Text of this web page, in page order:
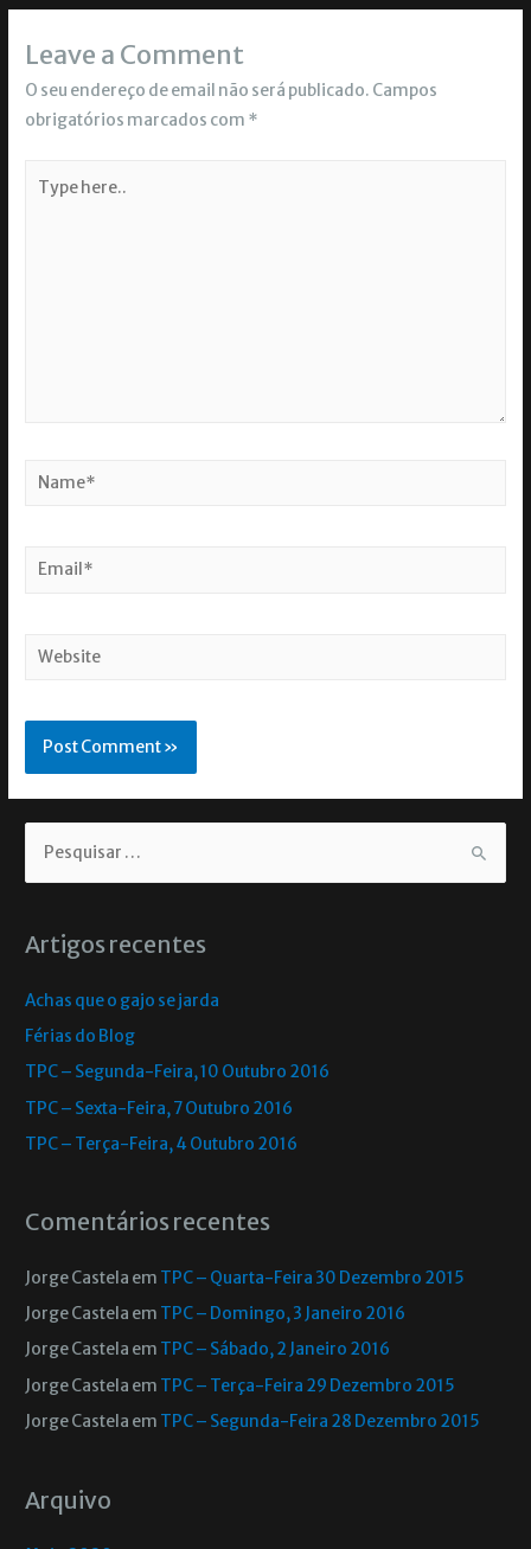
Leave a Comment
O seu endereço de email não será publicado. Campos
obrigatórios marcados com *
Artigos recentes
Achas que o gajo se jarda
Férias do Blog
TPC – Segunda-Feira, 10 Outubro 2016
TPC – Sexta-Feira, 7 Outubro 2016
TPC – Terça-Feira, 4 Outubro 2016
Comentários recentes
Jorge Castela em TPC – Quarta-Feira 30 Dezembro 2015
Jorge Castela em TPC – Domingo, 3 Janeiro 2016
Jorge Castela em TPC – Sábado, 2 Janeiro 2016
Jorge Castela em TPC – Terça-Feira 29 Dezembro 2015
Jorge Castela em TPC – Segunda-Feira 28 Dezembro 2015
Arquivo